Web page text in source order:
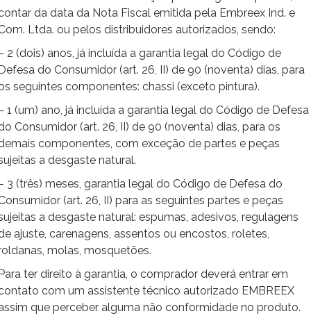
da data da Nota Fiscal emitida pela Embreex Ind. e
Ltda. ou pelos distribuidores autorizados, sendo:
2 (dois) anos, já incluída a garantia legal do Código de
do Consumidor (art. 26, II) de 90 (noventa) dias, para
seguintes componentes: chassi (exceto pintura).
1 (um) ano, já incluída a garantia legal do Código de Defesa
Consumidor (art. 26, II) de 90 (noventa) dias, para os
componentes, com exceção de partes e peças
a desgaste natural.
3 (três) meses, garantia legal do Código de Defesa do
(art. 26, II) para as seguintes partes e peças
a desgaste natural: espumas, adesivos, regulagens
ajuste, carenagens, assentos ou encostos, roletes,
molas, mosquetões.
ter direito à garantia, o comprador deverá entrar em
com um assistente técnico autorizado EMBREEX
que perceber alguma não conformidade no produto.